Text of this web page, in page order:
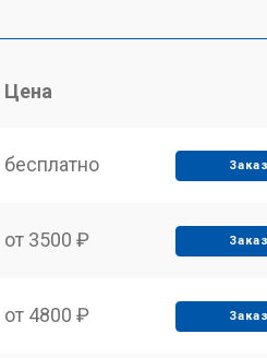
Цена
бесплатно
от 3500 ₽
от 4800 ₽